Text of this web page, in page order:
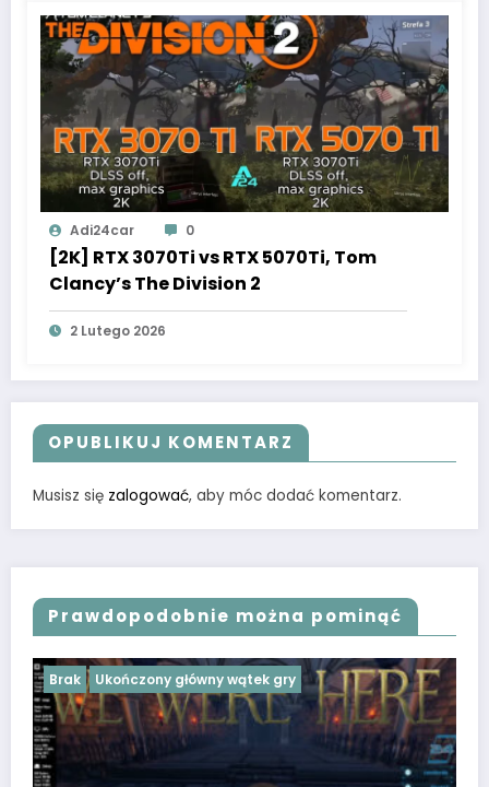
Adi24car 0
[2K] RTX 3070Ti vs RTX 5070Ti, Tom
Clancy’s The Division 2
2 Lutego 2026
OPUBLIKUJ KOMENTARZ
Musisz się zalogować, aby móc dodać komentarz.
Prawdopodobnie można pominąć
Brak Ukończony główny wątek gry